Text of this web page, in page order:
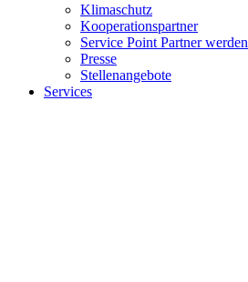
Klimaschutz
Kooperationspartner
Service Point Partner werden
Presse
Stellenangebote
Services